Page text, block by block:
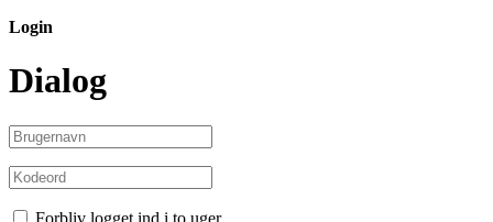
Login
Dialog
Forbliv logget ind i to uger